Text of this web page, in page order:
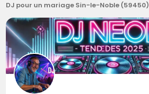
DJ pour un mariage Sin-le-Noble (59450)